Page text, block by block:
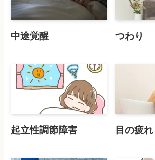
中途覚醒 つわり
起立性調節障害 目の疲れ